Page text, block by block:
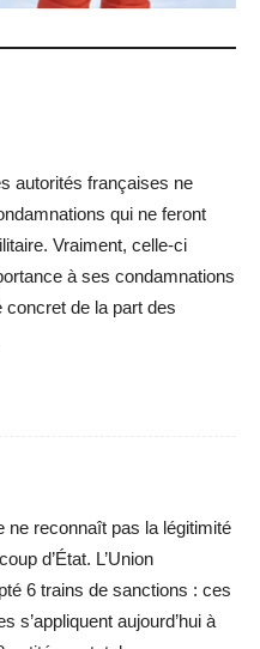
autorités françaises ne
qui ne feront
Vraiment, celle-ci
à ses condamnations
de la part des
ne reconnaît pas la légitimité
d’État. L’Union
6 trains de sanctions : ces
s’appliquent aujourd’hui à